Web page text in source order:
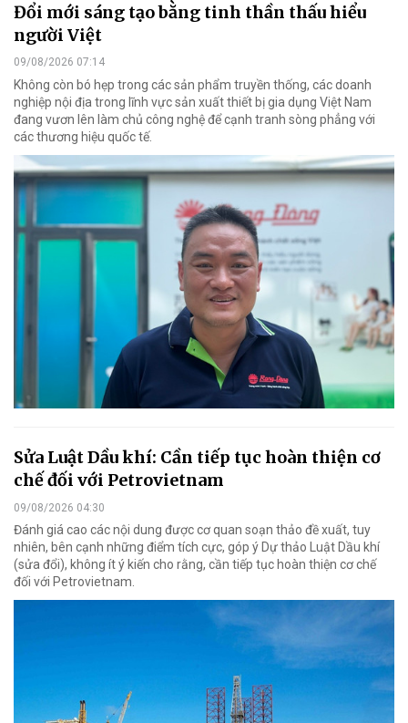
Đổi mới sáng tạo bằng tinh thần thấu hiểu
người Việt
09/08/2026 07:14
Không còn bó hẹp trong các sản phẩm truyền thống, các doanh
nghiệp nội địa trong lĩnh vực sản xuất thiết bị gia dụng Việt Nam
đang vươn lên làm chủ công nghệ để cạnh tranh sòng phẳng với
các thương hiệu quốc tế.
Sửa Luật Dầu khí: Cần tiếp tục hoàn thiện cơ
chế đối với Petrovietnam
09/08/2026 04:30
Đánh giá cao các nội dung được cơ quan soạn thảo đề xuất, tuy
nhiên, bên cạnh những điểm tích cực, góp ý Dự thảo Luật Dầu khí
(sửa đổi), không ít ý kiến cho rằng, cần tiếp tục hoàn thiện cơ chế
đối với Petrovietnam.